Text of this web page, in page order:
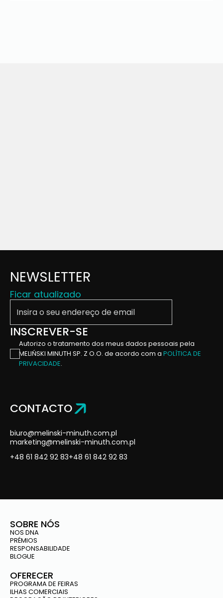
NEWSLETTER
Ficar atualizado
INSCREVER-SE
Autorizo ​​o tratamento dos meus dados pessoais pela
MELIŃSKI MINUTH SP. Z O.O. de acordo com a POLÍTICA DE
PRIVACIDADE.
CONTACTO
biuro@melinski-minuth.com.pl
marketing@melinski-minuth.com.pl
+48 61 842 92 83+48 61 842 92 83
SOBRE NÓS
NOS DNA
PRÉMIOS
RESPONSABILIDADE
BLOGUE
OFERECER
PROGRAMA DE FEIRAS
ILHAS COMERCIAIS